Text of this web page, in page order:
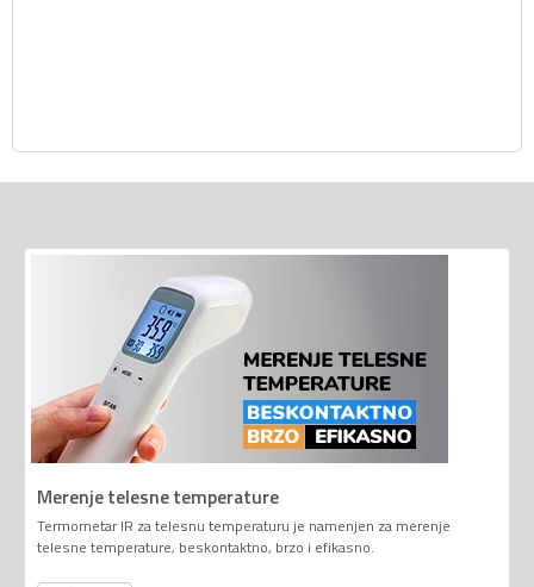
Merenje telesne temperature
Termometar IR za telesnu temperaturu je namenjen za merenje
telesne temperature, beskontaktno, brzo i efikasno.